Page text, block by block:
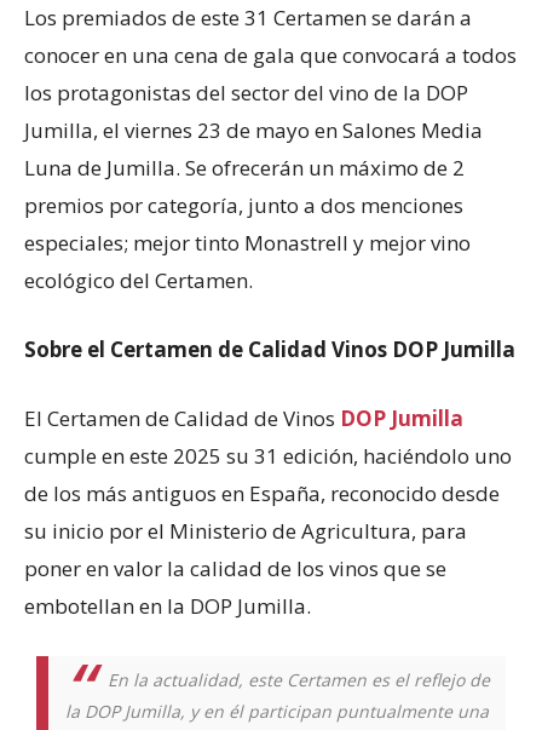
Los premiados de este 31 Certamen se darán a
conocer en una cena de gala que convocará a todos
los protagonistas del sector del vino de la DOP
Jumilla, el viernes 23 de mayo en Salones Media
Luna de Jumilla. Se ofrecerán un máximo de 2
premios por categoría, junto a dos menciones
especiales; mejor tinto Monastrell y mejor vino
ecológico del Certamen.
Sobre el Certamen de Calidad Vinos DOP Jumilla
El Certamen de Calidad de Vinos DOP Jumilla
cumple en este 2025 su 31 edición, haciéndolo uno
de los más antiguos en España, reconocido desde
su inicio por el Ministerio de Agricultura, para
poner en valor la calidad de los vinos que se
embotellan en la DOP Jumilla.
En la actualidad, este Certamen es el reflejo de
la DOP Jumilla, y en él participan puntualmente una